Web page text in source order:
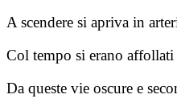
A scendere si apriva in
Col tempo si erano affollati
Da queste vie oscure e